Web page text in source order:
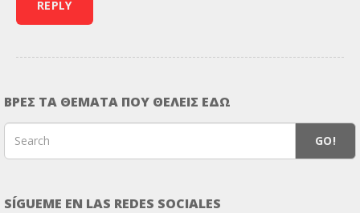
ΒΡΕΣ ΤΑ ΘΕΜΑΤΑ ΠΟΥ ΘΕΛΕΙΣ ΕΔΩ
GO!
SÍGUEME EN LAS REDES SOCIALES